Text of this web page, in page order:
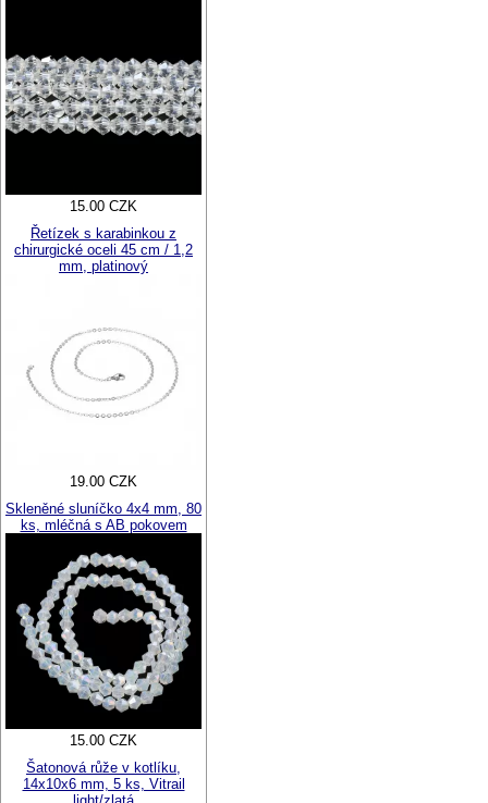
15.00 CZK
Řetízek s karabinkou z
chirurgické oceli 45 cm / 1,2
mm, platinový
19.00 CZK
Skleněné sluníčko 4x4 mm, 80
ks, mléčná s AB pokovem
15.00 CZK
Šatonová růže v kotlíku,
14x10x6 mm, 5 ks, Vitrail